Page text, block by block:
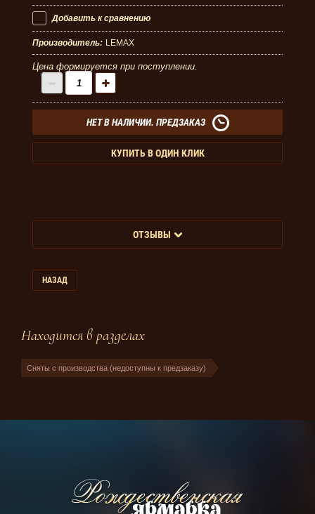
Добавить к сравнению
Производитель: LEMAX
Цена формируется при поступлении.
НЕТ В НАЛИЧИИ. ПРЕДЗАКАЗ
КУПИТЬ В ОДИН КЛИК
ОТЗЫВЫ
НАЗАД
Находится в разделах
Сняты с производства (недоступны к предзаказу)